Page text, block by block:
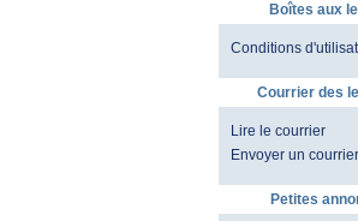
Boîtes aux
Conditions
Courrier des
Lire le courrier
Envoyer un courrier
Petites